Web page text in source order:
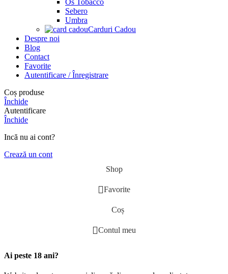
Os Tobacco
Sebero
Umbra
Carduri Cadou
Despre noi
Blog
Contact
Favorite
Autentificare / Înregistrare
Coș produse
Închide
Autentificare
Închide
Incă nu ai cont?
Crează un cont
Shop
Favorite
Coș
Contul meu
Ai peste 18 ani?